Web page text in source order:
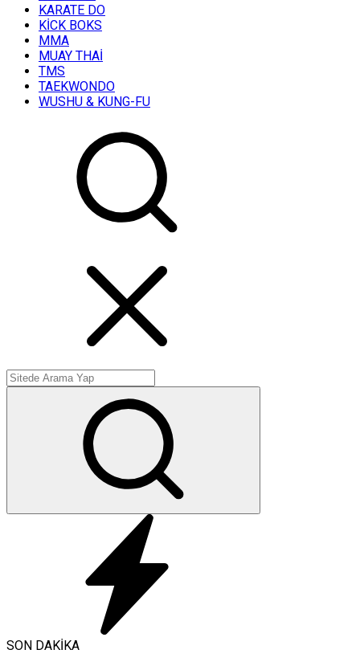
KARATE DO
KİCK BOKS
MMA
MUAY THAİ
TMS
TAEKWONDO
WUSHU & KUNG-FU
SON DAKİKA